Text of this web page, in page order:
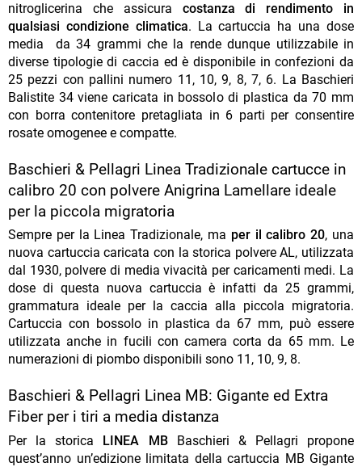
nitroglicerina che assicura costanza di rendimento in
qualsiasi condizione climatica. La cartuccia ha una dose
media da 34 grammi che la rende dunque utilizzabile in
diverse tipologie di caccia ed è disponibile in confezioni da
25 pezzi con pallini numero 11, 10, 9, 8, 7, 6. La Baschieri
Balistite 34 viene caricata in bossolo di plastica da 70 mm
con borra contenitore pretagliata in 6 parti per consentire
rosate omogenee e compatte.
Baschieri & Pellagri Linea Tradizionale cartucce in
calibro 20 con polvere Anigrina Lamellare ideale
per la piccola migratoria
Sempre per la Linea Tradizionale, ma per il calibro 20, una
nuova cartuccia caricata con la storica polvere AL, utilizzata
dal 1930, polvere di media vivacità per caricamenti medi. La
dose di questa nuova cartuccia è infatti da 25 grammi,
grammatura ideale per la caccia alla piccola migratoria.
Cartuccia con bossolo in plastica da 67 mm, può essere
utilizzata anche in fucili con camera corta da 65 mm. Le
numerazioni di piombo disponibili sono 11, 10, 9, 8.
Baschieri & Pellagri Linea MB: Gigante ed Extra
Fiber per i tiri a media distanza
Per la storica LINEA MBBaschieri & Pellagri propone
quest’anno un’edizione limitata della cartuccia MB Gigante